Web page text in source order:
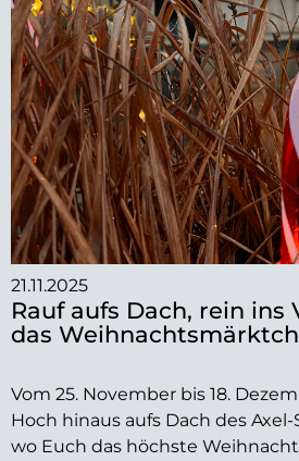
21.11.2025
Rauf aufs Dach, rein ins
das
Vom 25. November bis 18.
Hoch hinaus aufs Dach des
wo Euch das höchste